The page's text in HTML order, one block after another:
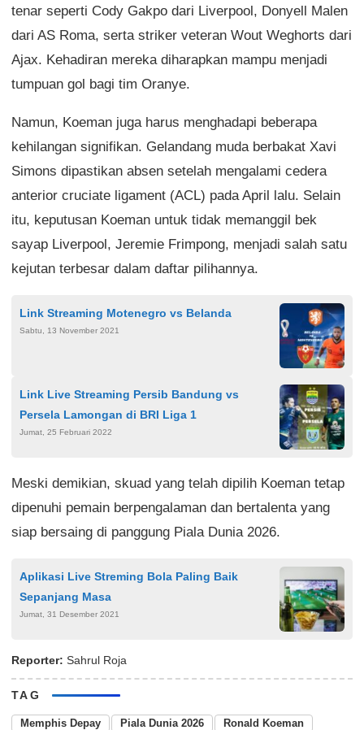
tenar seperti Cody Gakpo dari Liverpool, Donyell Malen
dari AS Roma, serta striker veteran Wout Weghorts dari
Ajax. Kehadiran mereka diharapkan mampu menjadi
tumpuan gol bagi tim Oranye.
Namun, Koeman juga harus menghadapi beberapa
kehilangan signifikan. Gelandang muda berbakat Xavi
Simons dipastikan absen setelah mengalami cedera
anterior cruciate ligament (ACL) pada April lalu. Selain
itu, keputusan Koeman untuk tidak memanggil bek
sayap Liverpool, Jeremie Frimpong, menjadi salah satu
kejutan terbesar dalam daftar pilihannya.
Link Streaming Motenegro vs Belanda
Sabtu, 13 November 2021
Link Live Streaming Persib Bandung vs
Persela Lamongan di BRI Liga 1
Jumat, 25 Februari 2022
Meski demikian, skuad yang telah dipilih Koeman tetap
dipenuhi pemain berpengalaman dan bertalenta yang
siap bersaing di panggung Piala Dunia 2026.
Aplikasi Live Streming Bola Paling Baik
Sepanjang Masa
Jumat, 31 Desember 2021
Reporter: Sahrul Roja
TAG
Memphis Depay Piala Dunia 2026
Ronald Koeman